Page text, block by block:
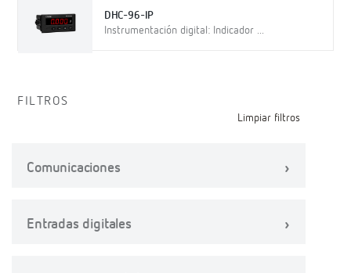
DHC-96-IP
Instrumentación digital: Indicador ...
FILTROS
Limpiar filtros
Comunicaciones
Entradas digitales